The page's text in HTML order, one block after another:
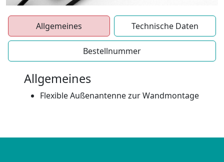
Allgemeines Technische Daten
Bestellnummer
Allgemeines
Flexible Außenantenne zur Wandmontage